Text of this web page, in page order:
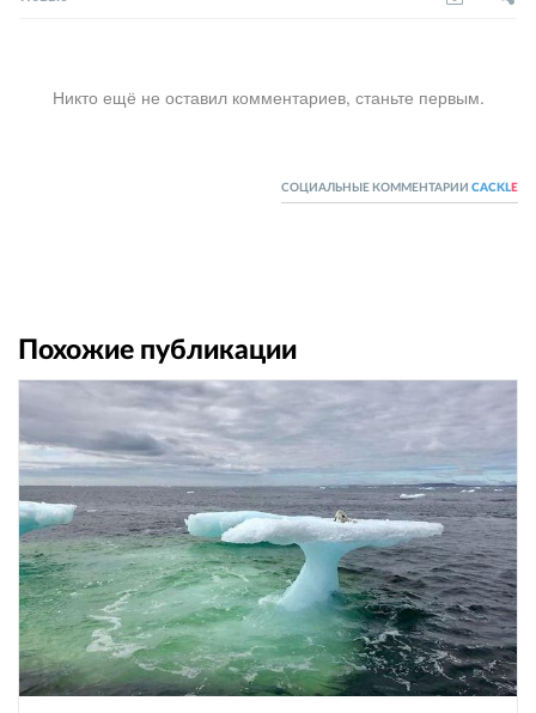
Никто ещё не оставил комментариев, станьте первым.
СОЦИАЛЬНЫЕ КОММЕНТАРИИ CACKL E
Похожие публикации